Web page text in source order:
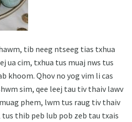
tib neeg ntseeg tias txhua
ua cim, txhua tus muaj nws tus
khoom. Qhov no yog vim li cas
sim, qee leej tau tiv thaiv lawv
phem, lwm tus raug tiv thaiv
tus thib peb lub pob zeb tau txais